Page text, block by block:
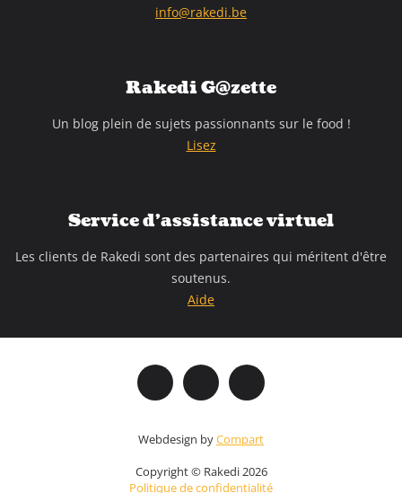
info@rakedi.be
Rakedi G@zette
Un blog plein de sujets passionnants sur le food !
Lisez
Service d'assistance virtuel
Les clients de Rakedi sont des partenaires qui méritent d'être
soutenus.
Aide
Webdesign byCompart
Copyright © Rakedi 2026
Politique de confidentialité